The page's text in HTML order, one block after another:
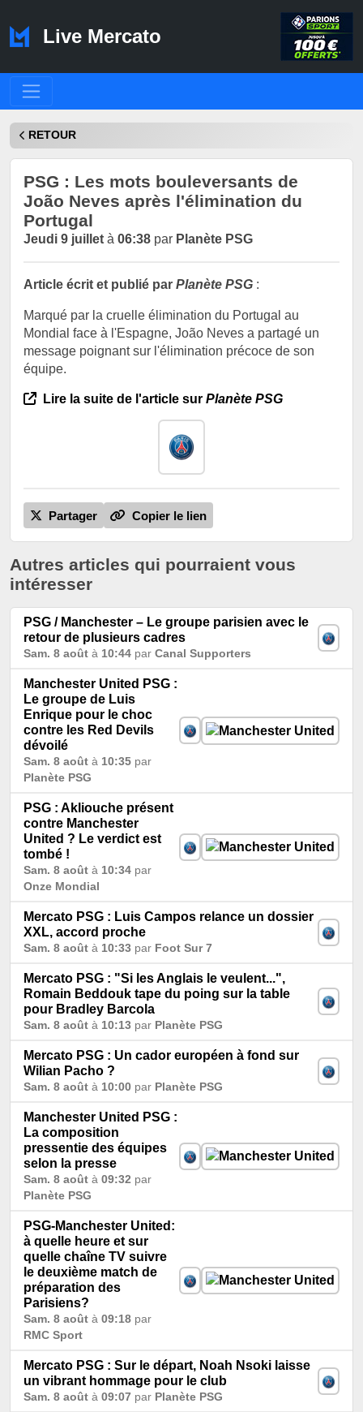
Live Mercato
RETOUR
PSG : Les mots bouleversants de
João Neves après l'élimination du
Portugal
Jeudi 9 juillet à 06:38 par Planète PSG
Article écrit et publié par Planète PSG :
Marqué par la cruelle élimination du Portugal au
Mondial face à l'Espagne, João Neves a partagé un
message poignant sur l'élimination précoce de son
équipe.
Lire la suite de l'article sur Planète PSG
Partager Copier le lien
Autres articles qui pourraient vous
intéresser
PSG / Manchester – Le groupe parisien avec le
retour de plusieurs cadres
Sam. 8 août à 10:44 par Canal Supporters
Manchester United PSG :
Le groupe de Luis
Enrique pour le choc
contre les Red Devils
dévoilé
Sam. 8 août à 10:35 par
Planète PSG
PSG : Akliouche présent
contre Manchester
United ? Le verdict est
tombé !
Sam. 8 août à 10:34 par
Onze Mondial
Mercato PSG : Luis Campos relance un dossier
XXL, accord proche
Sam. 8 août à 10:33 par Foot Sur 7
Mercato PSG : "Si les Anglais le veulent...",
Romain Beddouk tape du poing sur la table
pour Bradley Barcola
Sam. 8 août à 10:13 par Planète PSG
Mercato PSG : Un cador européen à fond sur
Wilian Pacho ?
Sam. 8 août à 10:00 par Planète PSG
Manchester United PSG :
La composition
pressentie des équipes
selon la presse
Sam. 8 août à 09:32 par
Planète PSG
PSG-Manchester United:
à quelle heure et sur
quelle chaîne TV suivre
le deuxième match de
préparation des
Parisiens?
Sam. 8 août à 09:18 par
RMC Sport
Mercato PSG : Sur le départ, Noah Nsoki laisse
un vibrant hommage pour le club
Sam. 8 août à 09:07 par Planète PSG